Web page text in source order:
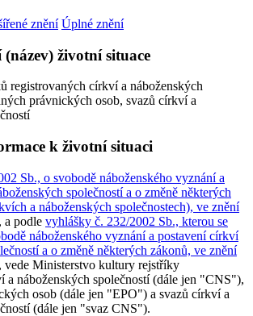
znění Úplné znění
životní situace
registrovaných církví a náboženských
právnických osob, svazů církví a
k životní situaci
Sb., o svobodě náboženského vyznání a
společností a o změně některých
a náboženských společnostech), ve znění
, a podle vyhlášky č. 232/2002 Sb., kterou se
náboženského vyznání a postavení církví
a o změně některých zákonů, ve znění
, vede Ministerstvo kultury rejstříky
a náboženských společností (dále jen "CNS"),
osob (dále jen "EPO") a svazů církví a
(dále jen "svaz CNS").